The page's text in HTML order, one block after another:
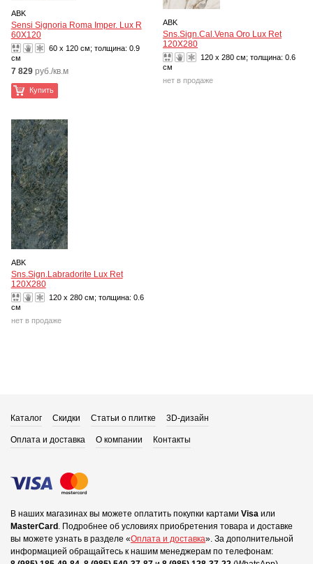
ABK
Sensi Signoria Roma Imper. Lux R
60X120
60 x 120 см; толщина: 0.9
см
7 829 руб./кв.м
Купить
ABK
Sns.Sign.Cal.Vena Oro Lux Ret
120X280
120 x 280 см; толщина: 0.6
см
нет в продаже
ABK
Sns.Sign.Labradorite Lux Ret
120X280
120 x 280 см; толщина: 0.6
см
нет в продаже
Каталог Скидки Статьи о плитке 3D-дизайн
Оплата и доставка О компании Контакты
В наших магазинах вы можете оплатить покупки картами Visa или
MasterCard . Подробнее об условиях приобретения товара и доставке
вы можете узнать в разделе «Оплата и доставка». За дополнительной
информацией обращайтесь к нашим менеджерам по телефонам: